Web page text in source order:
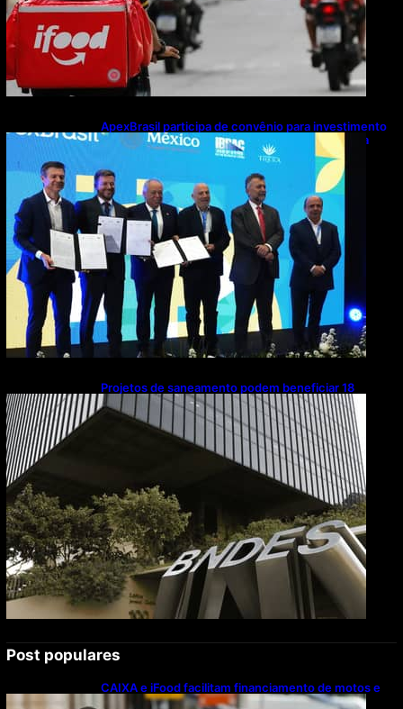
ApexBrasil participa de convênio para investimento
de R$ 2,63 milhões em exportações de cachaça
Projetos de saneamento podem beneficiar 18
milhões de brasileiros
Post populares
CAIXA e iFood facilitam financiamento de motos e
bicicletas elétricas para entregadores